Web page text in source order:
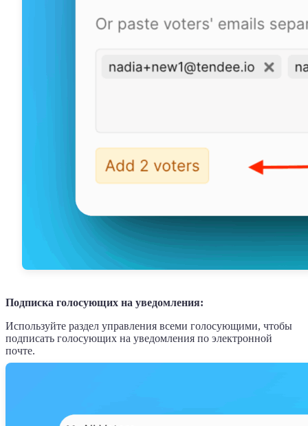
Подписка голосующих на уведомления:
Используйте раздел управления всеми голосующими, чтобы
подписать голосующих на уведомления по электронной
почте.